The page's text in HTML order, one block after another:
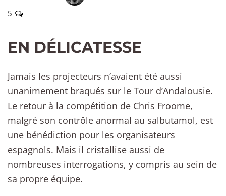
5
EN DÉLICATESSE
Jamais les projecteurs n’avaient été aussi
unanimement braqués sur le Tour d’Andalousie.
Le retour à la compétition de Chris Froome,
malgré son contrôle anormal au salbutamol, est
une bénédiction pour les organisateurs
espagnols. Mais il cristallise aussi de
nombreuses interrogations, y compris au sein de
sa propre équipe.